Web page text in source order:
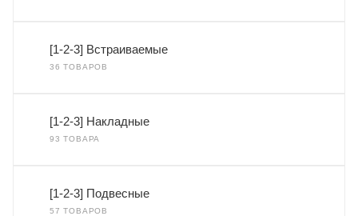
[1-2-3] Встраиваемые
36 ТОВАРОВ
[1-2-3] Накладные
93 ТОВАРА
[1-2-3] Подвесные
57 ТОВАРОВ